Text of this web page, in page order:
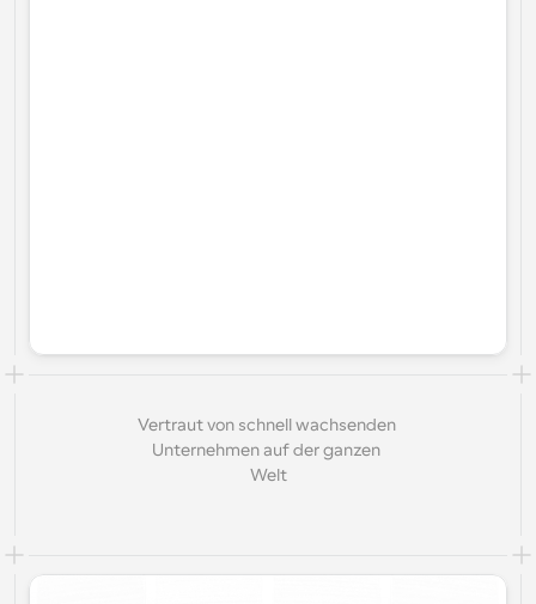
Vertraut von schnell wachsenden
Unternehmen auf der ganzen
Welt